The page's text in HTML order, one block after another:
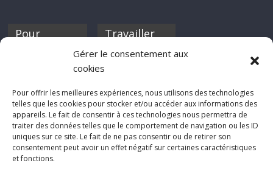
Gérer le consentement aux
cookies
Pour offrir les meilleures expériences, nous utilisons des technologies
telles que les cookies pour stocker et/ou accéder aux informations des
appareils. Le fait de consentir à ces technologies nous permettra de
traiter des données telles que le comportement de navigation ou les ID
uniques sur ce site. Le fait de ne pas consentir ou de retirer son
consentement peut avoir un effet négatif sur certaines caractéristiques
et fonctions.
Pour
discothèque
Travailler
Si tu souhaites
Rocknfool, n'hésite
pas à nous envoyer
tes chroniques de
concerts, de films,
séries ou des billets
d'humeur :